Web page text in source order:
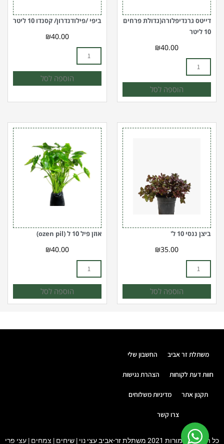
דייטס גרנדיפלורה(גדולת פרחים
10 ליטר
₪40.00
הוספה לסל
ביפי /פילודנדרון/ קסנדו 10 ליטר
₪40.00
הוספה לסל
ביצן ננסי 10 ל'
₪35.00
כמות
של
ביצן
ננסי
10
ל'
הוספה לסל
אוזן פיל 10 ל (ozen pil)
₪40.00
כמות
של
אוזן
פיל
10
ל
pil)
הוספה לסל
משתלת זר אביב החשבון שלי
חוות דעת לקוחות הצהרת נגישות
תקנון אתר מדיניות משלוחים
צרו קשר
כל הזכויות שמורות 2021 משתלת זר-אביב עצי נוי | שיחים | צמחים | עצי פרי